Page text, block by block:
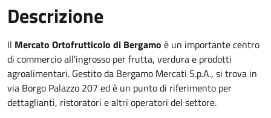
Descrizione
Il Mercato Ortofrutticolo di Bergamo è un importante centro
di commercio all'ingrosso per frutta, verdura e prodotti
agroalimentari. Gestito da Bergamo Mercati S.p.A., si trova in
via Borgo Palazzo 207 ed è un punto di riferimento per
dettaglianti, ristoratori e altri operatori del settore.